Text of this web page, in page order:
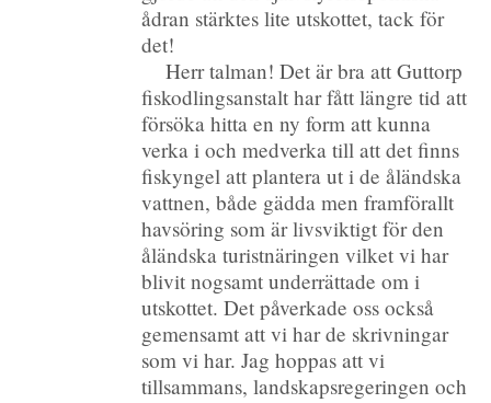
ådran stärktes lite utskottet, tack för
det!
Herr talman! Det är bra att Guttorp
fiskodlingsanstalt har fått längre tid att
försöka hitta en ny form att kunna
verka i och medverka till att det finns
fiskyngel att plantera ut i de åländska
vattnen, både gädda men framförallt
havsöring som är livsviktigt för den
åländska turistnäringen vilket vi har
blivit nogsamt underrättade om i
utskottet. Det påverkade oss också
gemensamt att vi har de skrivningar
som vi har. Jag hoppas att vi
tillsammans, landskapsregeringen och